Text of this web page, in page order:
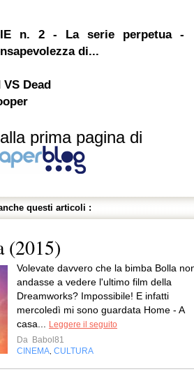
n. 2 - La serie perpetua -
di...
VS Dead
prima pagina di
questi articoli :
(2015)
Volevate davvero che la bimba Bolla
andasse a vedere l'ultimo film della
Dreamworks? Impossibile! E infatti
mercoledì mi sono guardata Home - A
casa...
Leggere il seguito
Da Babol81
CINEMA CULTURA